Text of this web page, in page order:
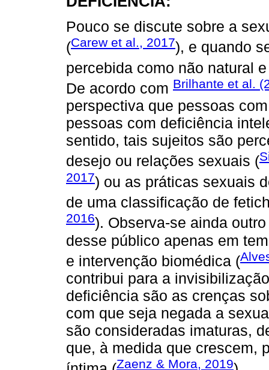
Pouco se discute sobre a
(Carew et al., 2017), e quando
percebida como não natural
De acordo com Brilhante et al.
perspectiva que pessoas
pessoas com deficiência
sentido, tais sujeitos são
desejo ou relações sexuais (
2017) ou as práticas sexuais
de uma classificação de
2016). Observa-se ainda
desse público apenas em
e intervenção biomédica (
contribui para a
deficiência são as crenças
com que seja negada a
são consideradas imaturas,
que, à medida que crescem,
Zaenz & Mora, 2019